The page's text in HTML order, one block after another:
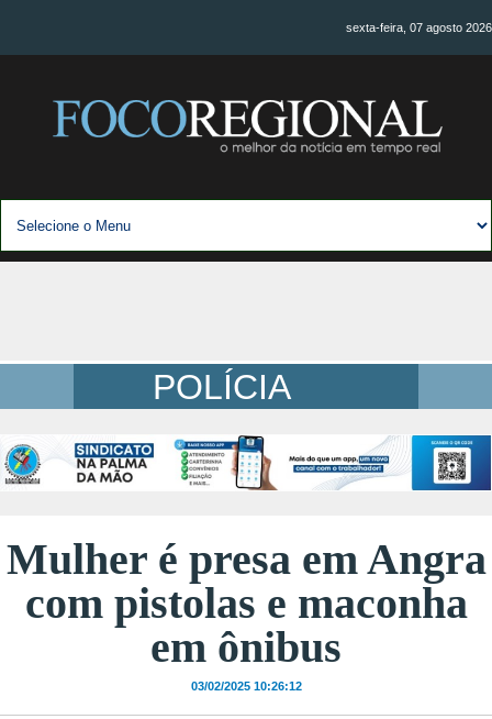
sexta-feira, 07 agosto 2026
POLÍCIA
Mulher é presa em Angra
com pistolas e maconha
em ônibus
03/02/2025 10:26:12